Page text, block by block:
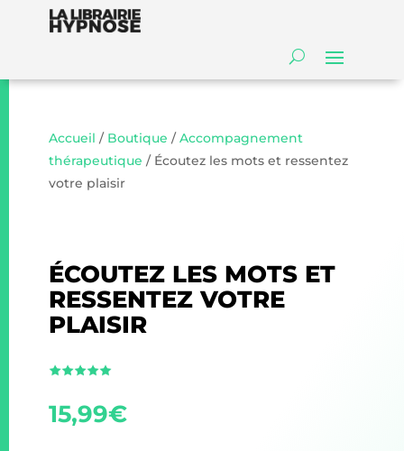
Accueil / Boutique /Accompagnement
thérapeutique / Écoutez les mots et ressentez
votre plaisir
ÉCOUTEZ LES MOTS ET
RESSENTEZ VOTRE
PLAISIR
15,99€